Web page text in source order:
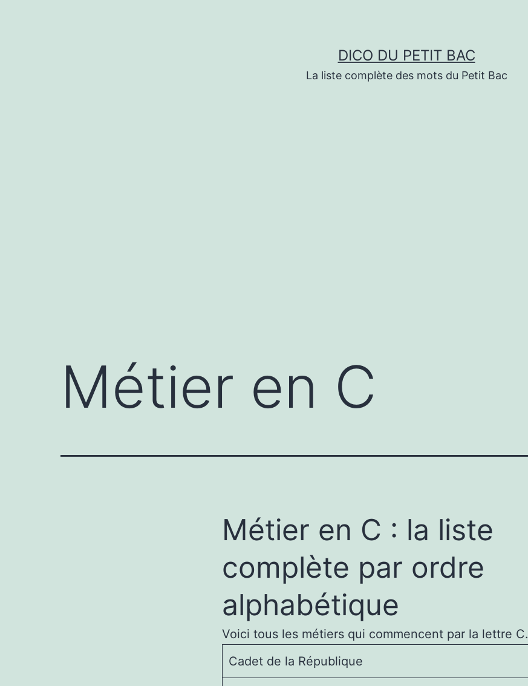
DICO DU PETIT BAC
La liste complète des mots du Petit Bac
Métier en C
Métier en C : la liste
complète par ordre
alphabétique
Voici tous les métiers qui commencent par la lettre C.
Cadet de la République